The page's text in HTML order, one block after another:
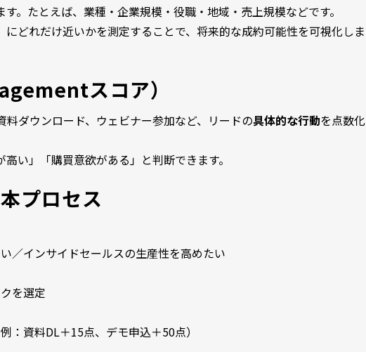
。たとえば、業種・企業規模・役職・地域・売上規模などです。
どれだけ近いかを測定することで、将来的な成約可能性を可視化しま
スコア）
ダウンロード、ウェビナー参加など、リードの具体的な行動を点数化
い」「購買意欲がある」と判断できます。
プロセス
／インサイドセールスの生産性を高めたい
を選定
：資料DL＋15点、デモ申込＋50点）